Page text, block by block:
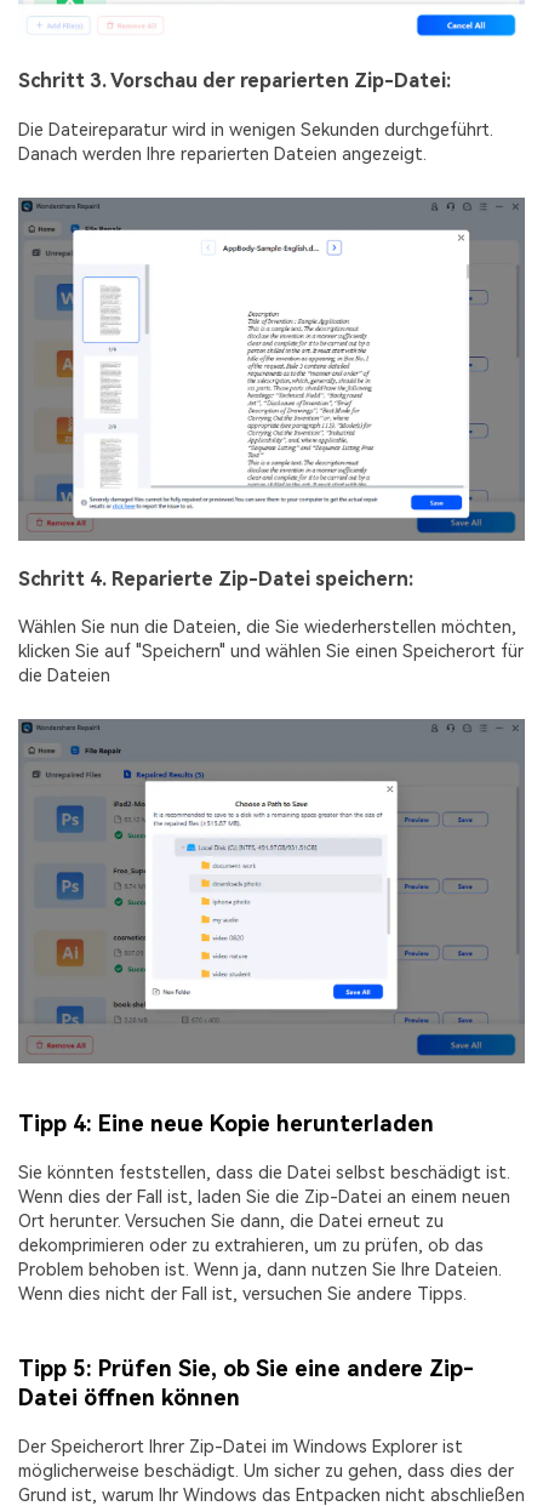
Schritt 3. Vorschau der reparierten Zip-Datei:
Die Dateireparatur wird in wenigen Sekunden durchgeführt.
Danach werden Ihre reparierten Dateien angezeigt.
Schritt 4. Reparierte Zip-Datei speichern:
Wählen Sie nun die Dateien, die Sie wiederherstellen möchten,
klicken Sie auf "Speichern" und wählen Sie einen Speicherort für
die Dateien
Tipp 4: Eine neue Kopie herunterladen
Sie könnten feststellen, dass die Datei selbst beschädigt ist.
Wenn dies der Fall ist, laden Sie die Zip-Datei an einem neuen
Ort herunter. Versuchen Sie dann, die Datei erneut zu
dekomprimieren oder zu extrahieren, um zu prüfen, ob das
Problem behoben ist. Wenn ja, dann nutzen Sie Ihre Dateien.
Wenn dies nicht der Fall ist, versuchen Sie andere Tipps.
Tipp 5: Prüfen Sie, ob Sie eine andere Zip-
Datei öffnen können
Der Speicherort Ihrer Zip-Datei im Windows Explorer ist
möglicherweise beschädigt. Um sicher zu gehen, dass dies der
Grund ist, warum Ihr Windows das Entpacken nicht abschließen